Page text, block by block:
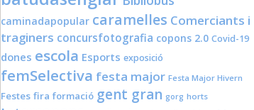
caminadapopular caramelles Comerciants i
traginers concursfotografia copons 2.0 Covid-19
dones escola Esports exposició
femSelectiva festa major Festa Major Hivern
Festes fira formació gent gran gorg horts